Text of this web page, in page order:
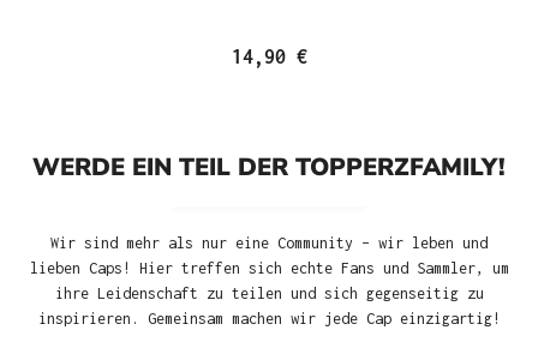
14,90 €
WERDE EIN TEIL DER TOPPERZFAMILY!
Wir sind mehr als nur eine Community – wir leben und
lieben Caps! Hier treffen sich echte Fans und Sammler, um
ihre Leidenschaft zu teilen und sich gegenseitig zu
inspirieren. Gemeinsam machen wir jede Cap einzigartig!